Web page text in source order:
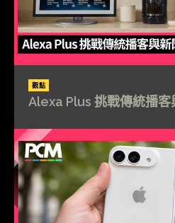
觀點
Alexa Plus 挑戰傳統播客